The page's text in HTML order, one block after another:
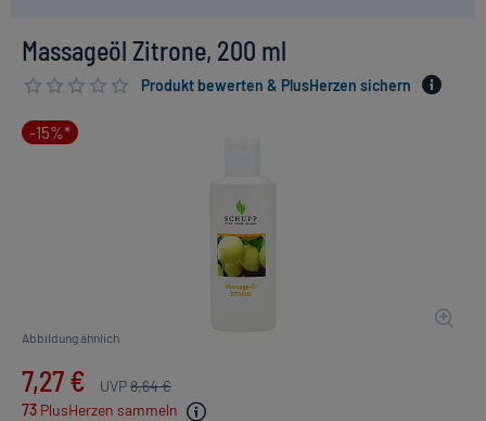
Massageöl Zitrone, 200 ml
Produkt bewerten & PlusHerzen sichern
-15%*
Abbildung ähnlich
7,27 € UVP8,64 €
73 PlusHerzen sammeln